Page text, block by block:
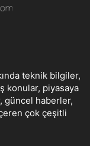
teknik bilgiler,
konular, piyasaya
güncel haberler,
çok çeşitli